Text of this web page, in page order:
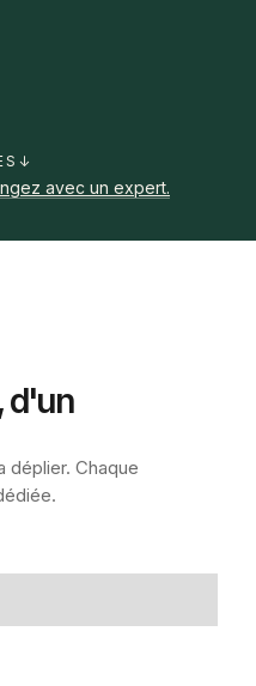
↓
avec un expert.
d'un
déplier. Chaque